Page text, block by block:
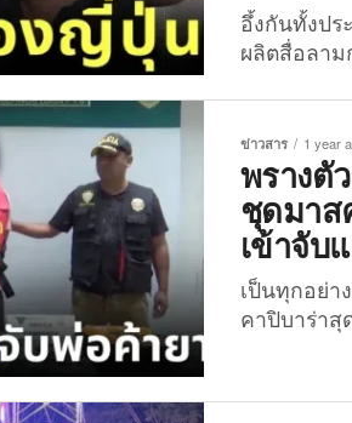
อึ้งกันทั้งปร
ผลิตสื่อลาม
News+” ข
จับกุมผู้ต้อง
ในข้อหาผลิ
โดย AI...
ข่าวสาร 1 year
พรางตั
ชุดมาส
เข้าจับ
เป็นทุกอย่า
คาปิบาร่าสุ
วาเลนไทน์